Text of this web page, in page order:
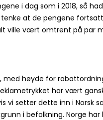
i dag som i 2018, så
at de pengene
ville vært omtrent på par
høyde for
har vært
vi setter dette inn i
i befolkning. Norge